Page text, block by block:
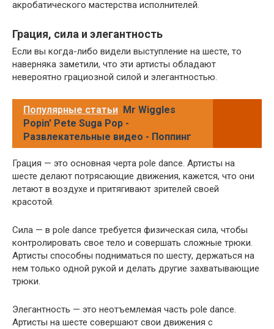
акробатического мастерства исполнителей.
Грация, сила и элегантность
Если вы когда-либо видели выступление на шесте, то
наверняка заметили, что эти артисты обладают
невероятно грациозной силой и элегантностью.
Популярные статьи Mr Wiggles
Popin' Pete Suga Pop -
Развлекательные видео - Поппинг
Грация — это основная черта pole dance. Артисты на
шесте делают потрясающие движения, кажется, что они
летают в воздухе и притягивают зрителей своей
красотой.
Сила — в pole dance требуется физическая сила, чтобы
контролировать свое тело и совершать сложные трюки.
Артисты способны подниматься по шесту, держаться на
нем только одной рукой и делать другие захватывающие
трюки.
Элегантность — это неотъемлемая часть pole dance.
Артисты на шесте совершают свои движения с